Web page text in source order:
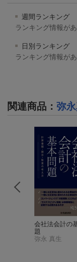
週間ランキング
ランキング情報があ
日別ランキング
ランキング情報があ
関連商品 ： 弥
会社法会計の
題
弥永 真生